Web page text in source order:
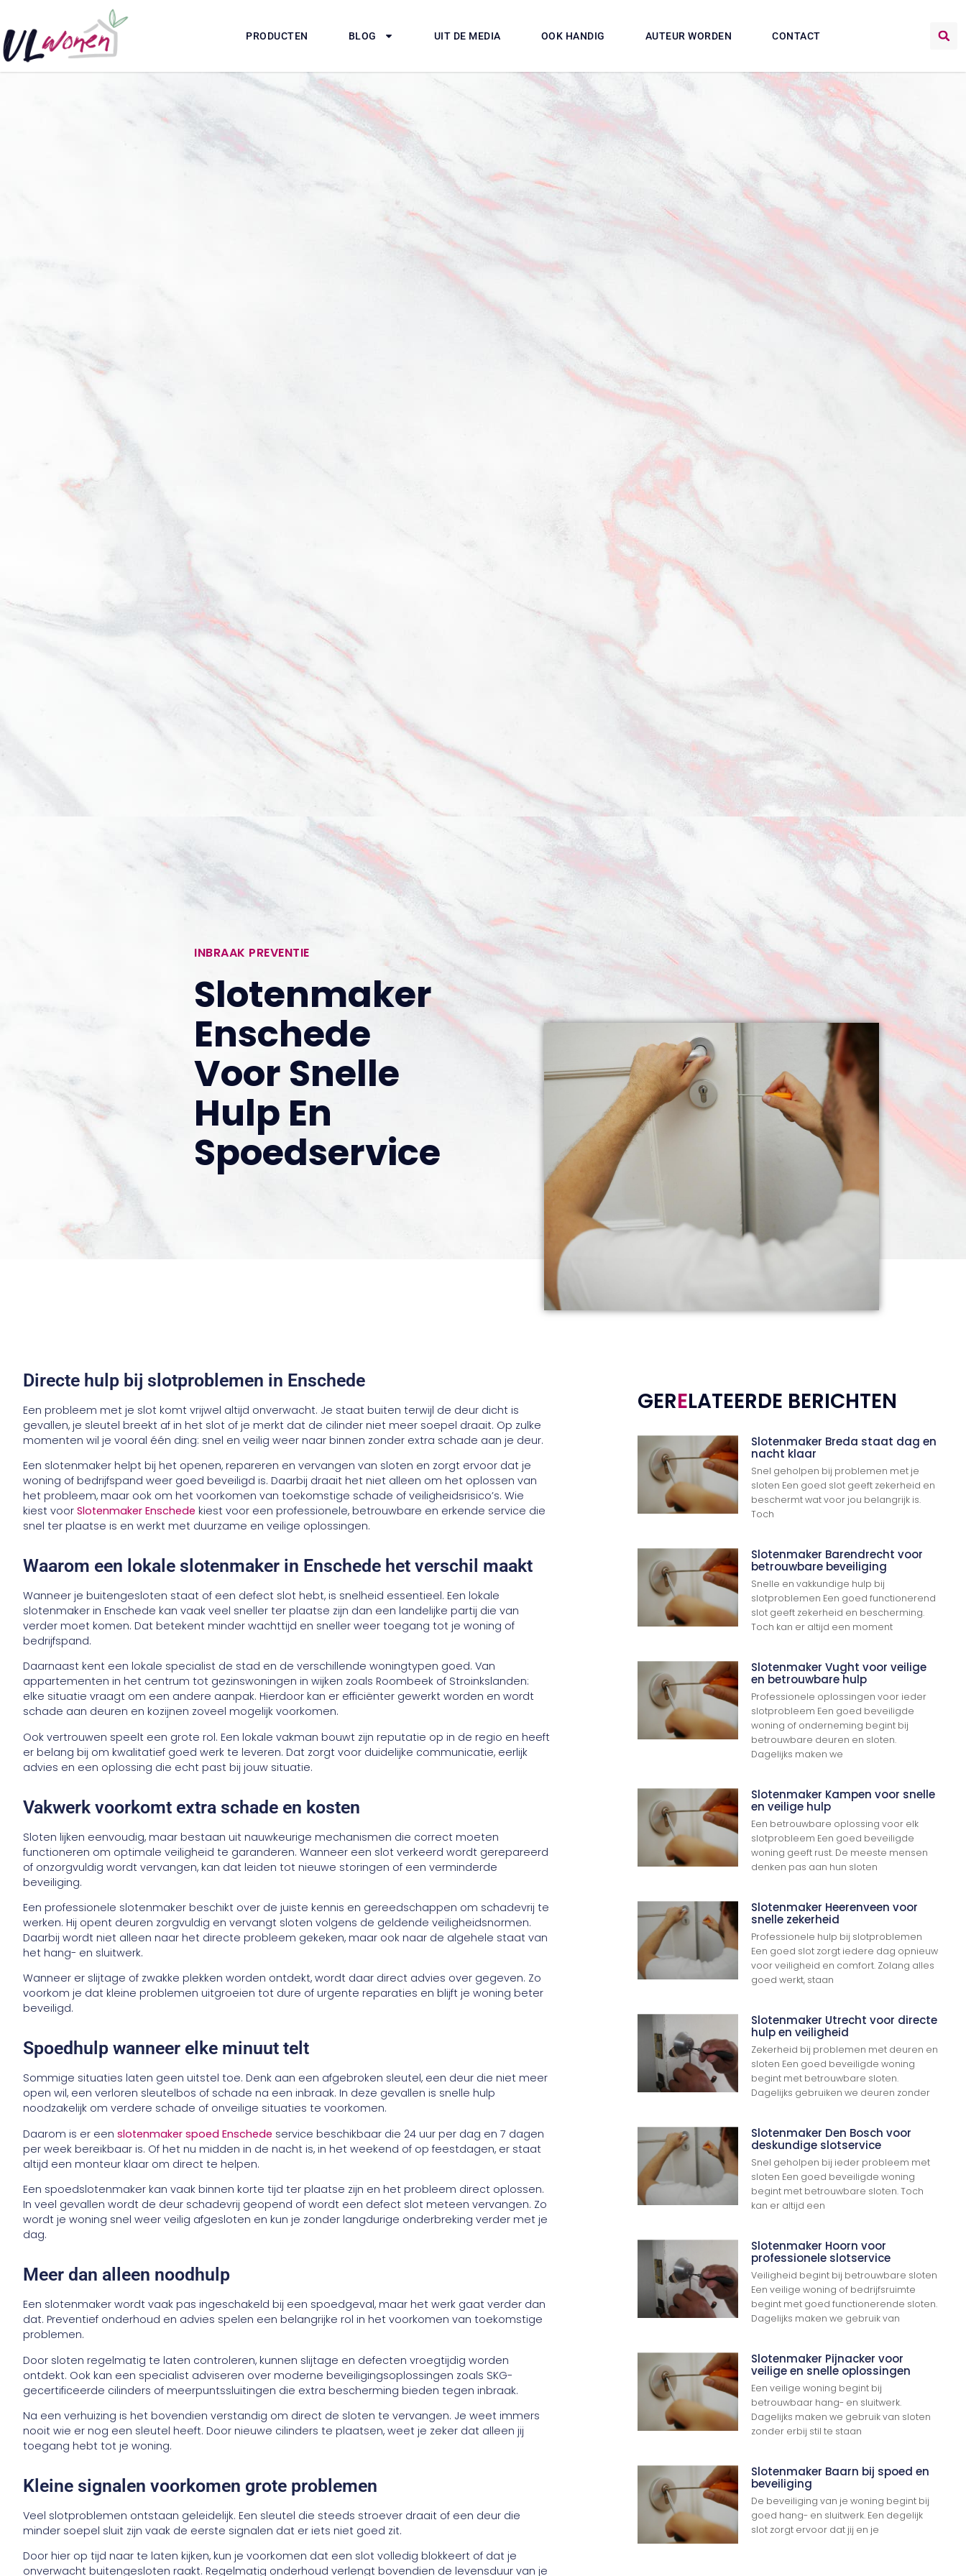
PRODUCTEN BLOG UIT DE MEDIA OOK HANDIG AUTEUR WORDEN CONTACT
INBRAAK PREVENTIE
Slotenmaker
Enschede
Voor Snelle
Hulp En
Spoedservice
Directe hulp bij slotproblemen in Enschede
Een probleem met je slot komt vrijwel altijd onverwacht. Je staat buiten terwijl de deur dicht is
gevallen, je sleutel breekt af in het slot of je merkt dat de cilinder niet meer soepel draait. Op zulke
momenten wil je vooral één ding: snel en veilig weer naar binnen zonder extra schade aan je deur.
Een slotenmaker helpt bij het openen, repareren en vervangen van sloten en zorgt ervoor dat je
woning of bedrijfspand weer goed beveiligd is. Daarbij draait het niet alleen om het oplossen van
het probleem, maar ook om het voorkomen van toekomstige schade of veiligheidsrisico’s. Wie
kiest voorSlotenmaker Enschede kiest voor een professionele, betrouwbare en erkende service die
snel ter plaatse is en werkt met duurzame en veilige oplossingen.
Waarom een lokale slotenmaker in Enschede het verschil maakt
Wanneer je buitengesloten staat of een defect slot hebt, is snelheid essentieel. Een lokale
slotenmaker in Enschede kan vaak veel sneller ter plaatse zijn dan een landelijke partij die van
verder moet komen. Dat betekent minder wachttijd en sneller weer toegang tot je woning of
bedrijfspand.
Daarnaast kent een lokale specialist de stad en de verschillende woningtypen goed. Van
appartementen in het centrum tot gezinswoningen in wijken zoals Roombeek of Stroinkslanden:
elke situatie vraagt om een andere aanpak. Hierdoor kan er efficiënter gewerkt worden en wordt
schade aan deuren en kozijnen zoveel mogelijk voorkomen.
Ook vertrouwen speelt een grote rol. Een lokale vakman bouwt zijn reputatie op in de regio en heeft
er belang bij om kwalitatief goed werk te leveren. Dat zorgt voor duidelijke communicatie, eerlijk
advies en een oplossing die echt past bij jouw situatie.
Vakwerk voorkomt extra schade en kosten
Sloten lijken eenvoudig, maar bestaan uit nauwkeurige mechanismen die correct moeten
functioneren om optimale veiligheid te garanderen. Wanneer een slot verkeerd wordt gerepareerd
of onzorgvuldig wordt vervangen, kan dat leiden tot nieuwe storingen of een verminderde
beveiliging.
Een professionele slotenmaker beschikt over de juiste kennis en gereedschappen om schadevrij te
werken. Hij opent deuren zorgvuldig en vervangt sloten volgens de geldende veiligheidsnormen.
Daarbij wordt niet alleen naar het directe probleem gekeken, maar ook naar de algehele staat van
het hang- en sluitwerk.
Wanneer er slijtage of zwakke plekken worden ontdekt, wordt daar direct advies over gegeven. Zo
voorkom je dat kleine problemen uitgroeien tot dure of urgente reparaties en blijft je woning beter
beveiligd.
Spoedhulp wanneer elke minuut telt
Sommige situaties laten geen uitstel toe. Denk aan een afgebroken sleutel, een deur die niet meer
open wil, een verloren sleutelbos of schade na een inbraak. In deze gevallen is snelle hulp
noodzakelijk om verdere schade of onveilige situaties te voorkomen.
Daarom is er eenslotenmaker spoed Enschede service beschikbaar die 24 uur per dag en 7 dagen
per week bereikbaar is. Of het nu midden in de nacht is, in het weekend of op feestdagen, er staat
altijd een monteur klaar om direct te helpen.
Een spoedslotenmaker kan vaak binnen korte tijd ter plaatse zijn en het probleem direct oplossen.
In veel gevallen wordt de deur schadevrij geopend of wordt een defect slot meteen vervangen. Zo
wordt je woning snel weer veilig afgesloten en kun je zonder langdurige onderbreking verder met je
dag.
Meer dan alleen noodhulp
Een slotenmaker wordt vaak pas ingeschakeld bij een spoedgeval, maar het werk gaat verder dan
dat. Preventief onderhoud en advies spelen een belangrijke rol in het voorkomen van toekomstige
problemen.
Door sloten regelmatig te laten controleren, kunnen slijtage en defecten vroegtijdig worden
ontdekt. Ook kan een specialist adviseren over moderne beveiligingsoplossingen zoals SKG-
gecertificeerde cilinders of meerpuntssluitingen die extra bescherming bieden tegen inbraak.
Na een verhuizing is het bovendien verstandig om direct de sloten te vervangen. Je weet immers
nooit wie er nog een sleutel heeft. Door nieuwe cilinders te plaatsen, weet je zeker dat alleen jij
toegang hebt tot je woning.
Kleine signalen voorkomen grote problemen
Veel slotproblemen ontstaan geleidelijk. Een sleutel die steeds stroever draait of een deur die
minder soepel sluit zijn vaak de eerste signalen dat er iets niet goed zit.
Door hier op tijd naar te laten kijken, kun je voorkomen dat een slot volledig blokkeert of dat je
onverwacht buitengesloten raakt. Regelmatig onderhoud verlengt bovendien de levensduur van je
GERELATEERDE BERICHTEN
Slotenmaker Breda staat dag en
nacht klaar
Snel geholpen bij problemen met je
sloten Een goed slot geeft zekerheid en
beschermt wat voor jou belangrijk is.
Toch
Slotenmaker Barendrecht voor
betrouwbare beveiliging
Snelle en vakkundige hulp bij
slotproblemen Een goed functionerend
slot geeft zekerheid en bescherming.
Toch kan er altijd een moment
Slotenmaker Vught voor veilige
en betrouwbare hulp
Professionele oplossingen voor ieder
slotprobleem Een goed beveiligde
woning of onderneming begint bij
betrouwbare deuren en sloten.
Dagelijks maken we
Slotenmaker Kampen voor snelle
en veilige hulp
Een betrouwbare oplossing voor elk
slotprobleem Een goed beveiligde
woning geeft rust. De meeste mensen
denken pas aan hun sloten
Slotenmaker Heerenveen voor
snelle zekerheid
Professionele hulp bij slotproblemen
Een goed slot zorgt iedere dag opnieuw
voor veiligheid en comfort. Zolang alles
goed werkt, staan
Slotenmaker Utrecht voor directe
hulp en veiligheid
Zekerheid bij problemen met deuren en
sloten Een goed beveiligde woning
begint met betrouwbare sloten.
Dagelijks gebruiken we deuren zonder
Slotenmaker Den Bosch voor
deskundige slotservice
Snel geholpen bij ieder probleem met
sloten Een goed beveiligde woning
begint met betrouwbare sloten. Toch
kan er altijd een
Slotenmaker Hoorn voor
professionele slotservice
Veiligheid begint bij betrouwbare sloten
Een veilige woning of bedrijfsruimte
begint met goed functionerende sloten.
Dagelijks maken we gebruik van
Slotenmaker Pijnacker voor
veilige en snelle oplossingen
Een veilige woning begint bij
betrouwbaar hang- en sluitwerk.
Dagelijks maken we gebruik van sloten
zonder erbij stil te staan
Slotenmaker Baarn bij spoed en
beveiliging
De beveiliging van je woning begint bij
goed hang- en sluitwerk. Een degelijk
slot zorgt ervoor dat jij en je